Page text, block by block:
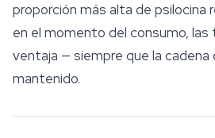
proporción más alta de psilocina
en el momento del consumo,
ventaja — siempre que la cadena
mantenido.